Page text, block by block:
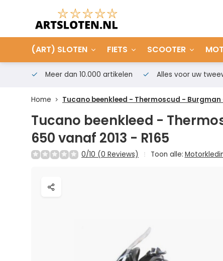
(ART) SLOTEN FIETS SCOOTER
Meer dan 10.000 artikelen Alles voor uw
Home Tucano beenkleed - Thermoscud - Burgman
Tucano beenkleed -
650 vanaf 2013 - R165
0/10 (0 Reviews) Toon alle: